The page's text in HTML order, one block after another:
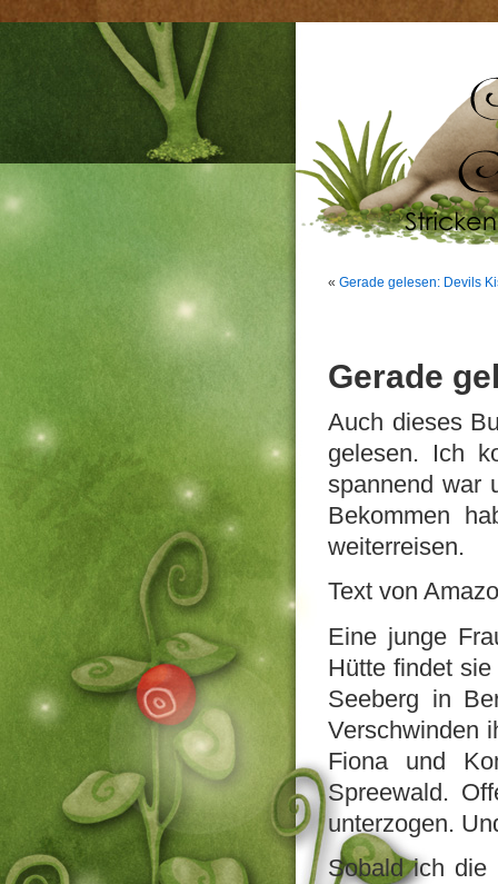
« Gerade gelesen: Devils
Gerade
Auch dieses
gelesen. Ich
spannend war
Bekommen
weiterreisen.
Text von
Eine junge
Hütte findet
Seeberg in
Verschwinden
Fiona und
Spreewald.
unterzogen.
Sobald ich die